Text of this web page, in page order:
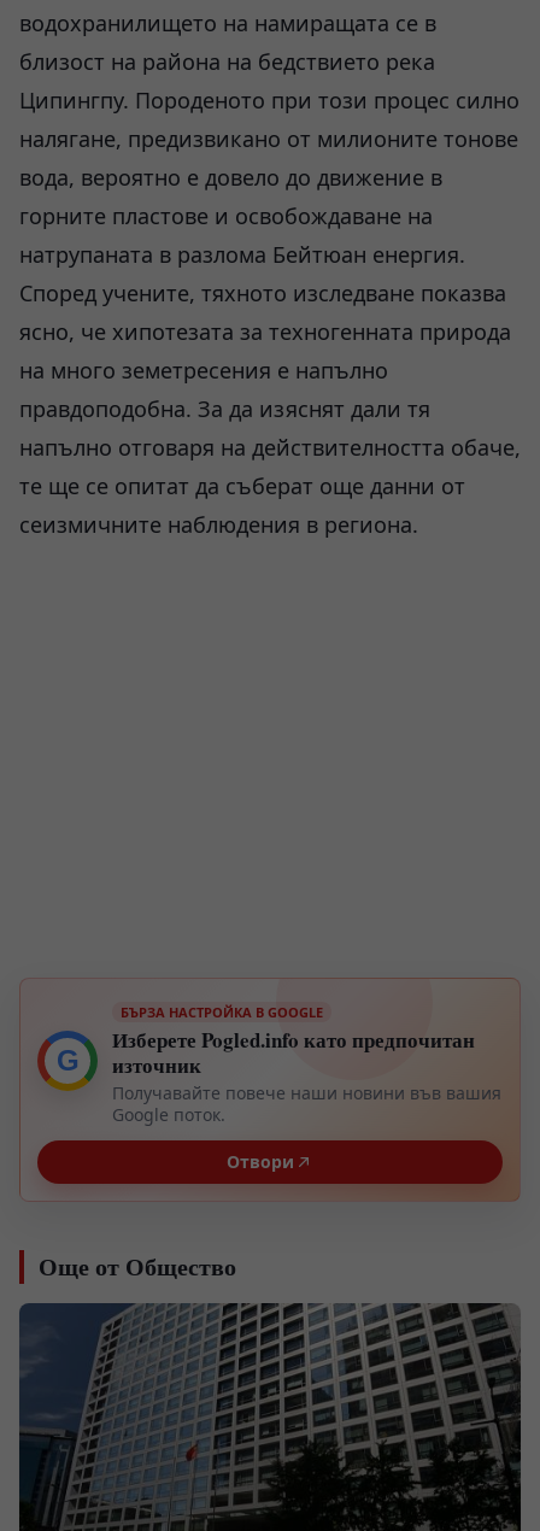
водохранилището на намиращата се в
близост на района на бедствието река
Ципингпу. Породеното при този процес силно
налягане, предизвикано от милионите тонове
вода, вероятно е довело до движение в
горните пластове и освобождаване на
натрупаната в разлома Бейтюан енергия.
Според учените, тяхното изследване показва
ясно, че хипотезата за техногенната природа
на много земетресения е напълно
правдоподобна. За да изяснят дали тя
напълно отговаря на действителността обаче,
те ще се опитат да съберат още данни от
сеизмичните наблюдения в региона.
G
БЪРЗА НАСТРОЙКА В GOOGLE
Изберете Pogled.info като предпочитан
източник
Получавайте повече наши новини във вашия
Google поток.
Отвори
Още от Общество